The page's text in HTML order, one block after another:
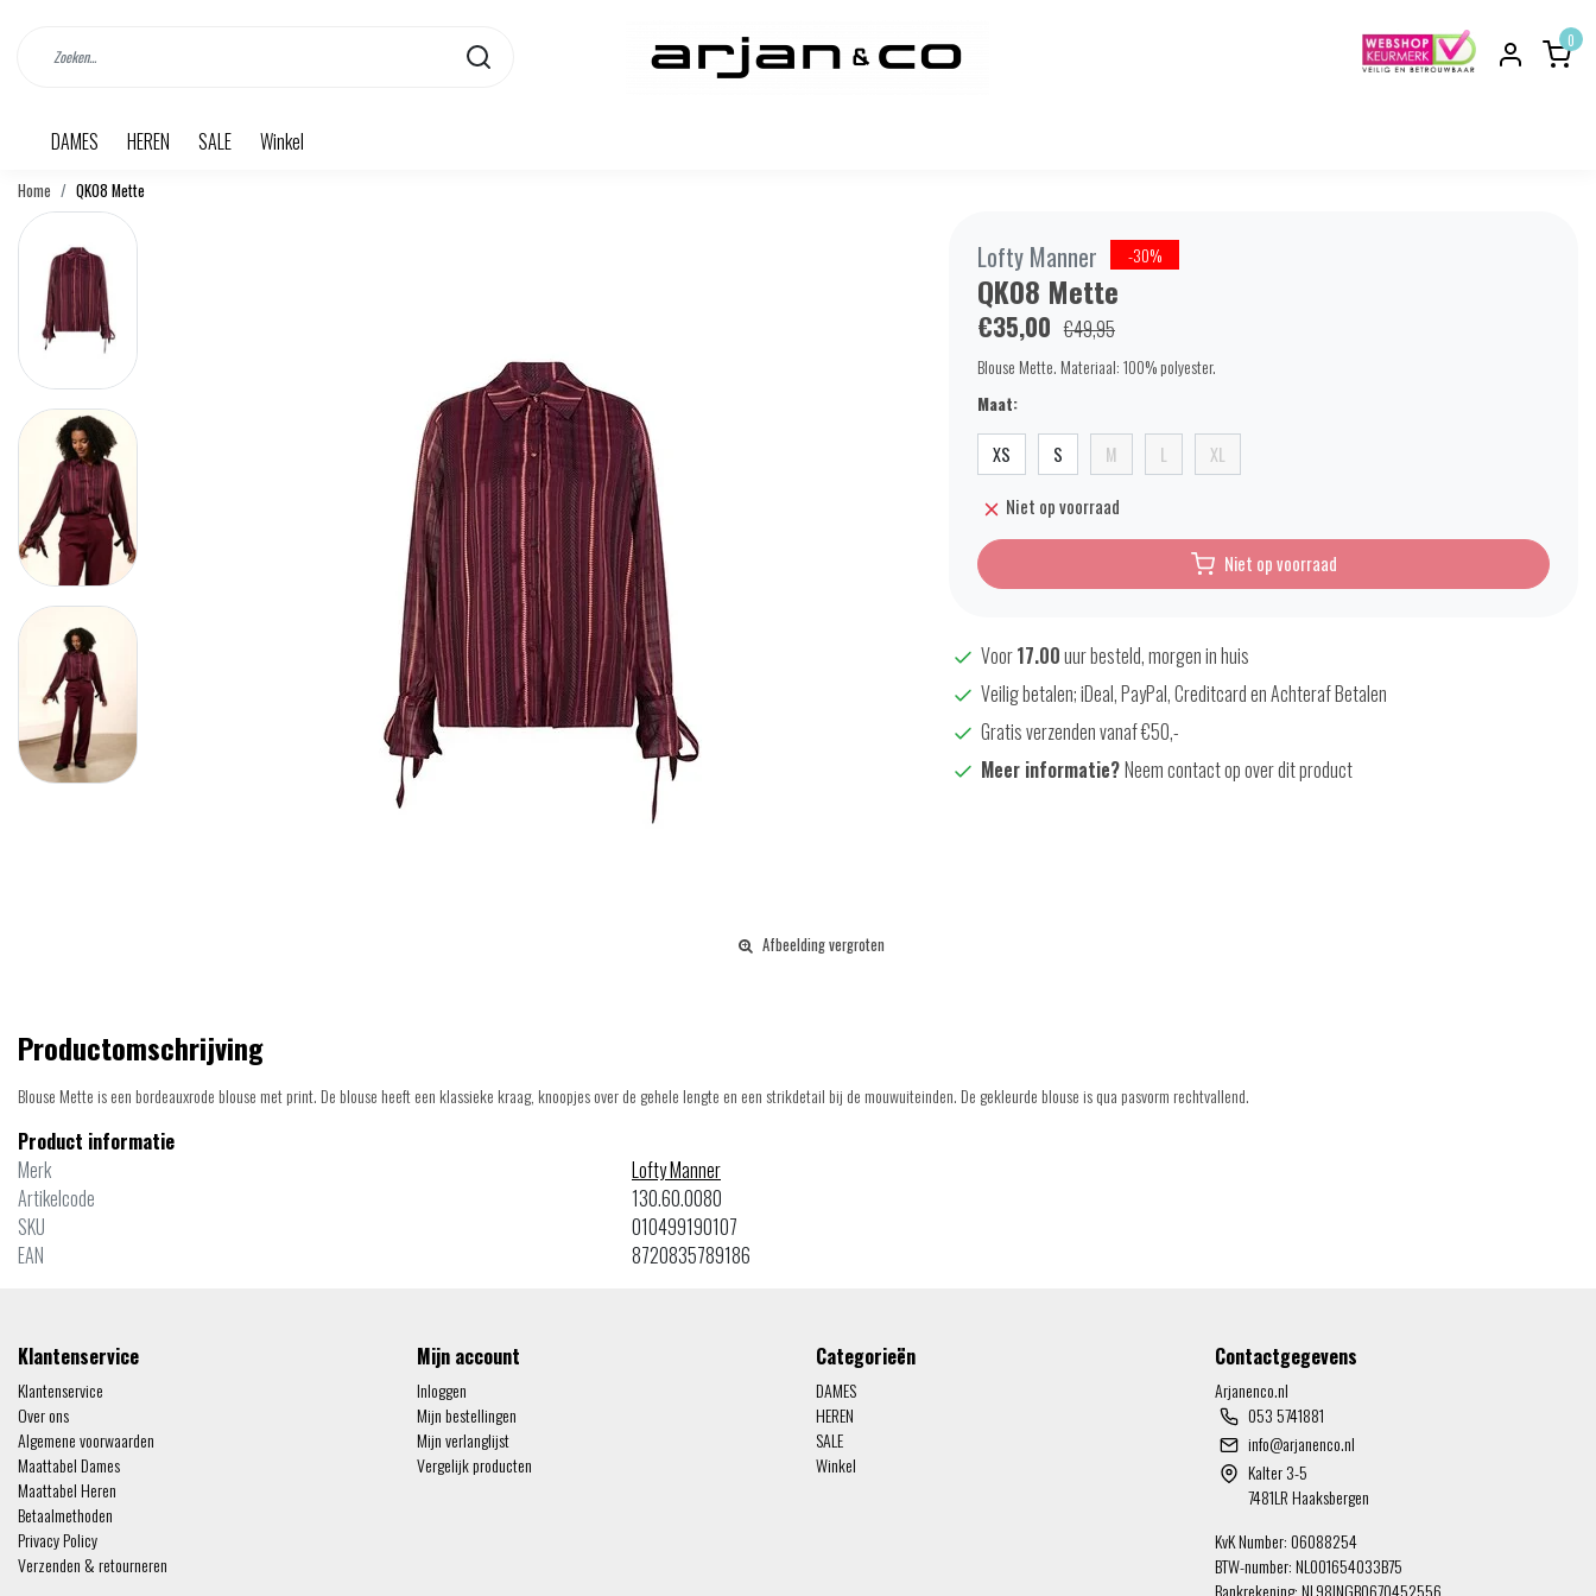
0
DAMES HEREN SALE Winkel
Home QK08 Mette
Afbeelding vergroten
Lofty Manner -30%
QK08 Mette
€35,00 €49,95
Blouse Mette. Materiaal: 100% polyester.
Maat:
XS S M L XL
Niet op voorraad
Niet op voorraad
Voor17.00uur besteld, morgen in huis
Veilig betalen; iDeal, PayPal, Creditcard en Achteraf Betalen
Gratis verzenden vanaf €50,-
Meer informatie?Neem contact op over dit product
Productomschrijving
Blouse Mette is een bordeauxrode blouse met print. De blouse heeft een klassieke kraag, knoopjes over de gehele lengte en een strikdetail bij de mouwuiteinden. De gekleurde blouse is qua pasvorm rechtvallend.
Product informatie
Merk
Lofty Manner
Artikelcode
130.60.0080
SKU
010499190107
EAN
8720835789186
Klantenservice
Klantenservice
Over ons
Algemene voorwaarden
Maattabel Dames
Maattabel Heren
Betaalmethoden
Privacy Policy
Verzenden & retourneren
Mijn account
Inloggen
Mijn bestellingen
Mijn verlanglijst
Vergelijk producten
Categorieën
DAMES
HEREN
SALE
Winkel
Contactgegevens
Arjanenco.nl
053 5741881
info@arjanenco.nl
Kalter 3-5
7481LR Haaksbergen
KvK Number: 06088254
BTW-number: NL001654033B75
Bankrekening: NL98INGB0670452556